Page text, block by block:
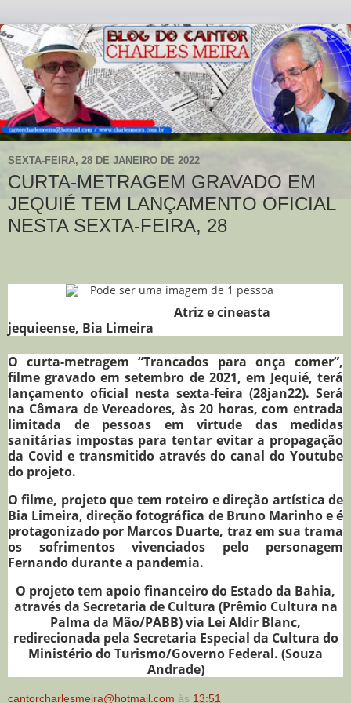
SEXTA-FEIRA, 28 DE JANEIRO DE 2022
CURTA-METRAGEM GRAVADO EM
JEQUIÉ TEM LANÇAMENTO OFICIAL
NESTA SEXTA-FEIRA, 28
Atriz e cineasta
jequieense, Bia Limeira
O curta-metragem “Trancados para onça comer”,
filme gravado em setembro de 2021, em Jequié, terá
lançamento oficial nesta sexta-feira (28jan22). Será
na Câmara de Vereadores, às 20 horas, com entrada
limitada de pessoas em virtude das medidas
sanitárias impostas para tentar evitar a propagação
da Covid e transmitido através do canal do Youtube
do projeto.
O filme, projeto que tem roteiro e direção artística de
Bia Limeira, direção fotográfica de Bruno Marinho e é
protagonizado por Marcos Duarte, traz em sua trama
os sofrimentos vivenciados pelo personagem
Fernando durante a pandemia.
O projeto tem apoio financeiro do Estado da Bahia,
através da Secretaria de Cultura (Prêmio Cultura na
Palma da Mão/PABB) via Lei Aldir Blanc,
redirecionada pela Secretaria Especial da Cultura do
Ministério do Turismo/Governo Federal. (Souza
Andrade)
cantorcharlesmeira@hotmail.com às 13:51